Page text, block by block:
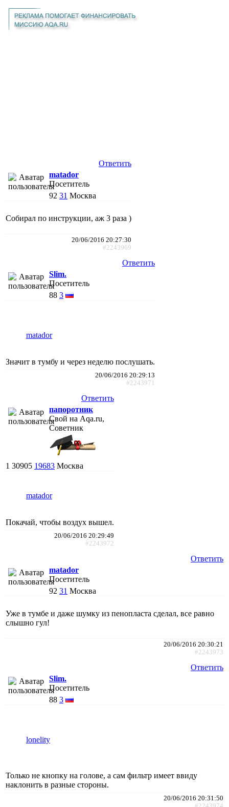
Ответить
matador
Посетитель
92 31 Москва
Собирал по инструкции, аж 3 раза )
20/06/2016 20:27:30
#2243969
Ответить
Slim.
Посетитель
88 3
matador
Значит в тумбу и через неделю послушать.
20/06/2016 20:29:13
#2243971
Ответить
папоротник
Свой на Aqa.ru,
Советник
1 30905 19683 Москва
matador
Покачай, чтобы воздух вышел.
20/06/2016 20:29:49
#2243972
Ответить
matador
Посетитель
92 31 Москва
Уже в тумбе и даже шумку из пенопласта сделал, все равно
слышно гул!
20/06/2016 20:30:21
#2243973
Ответить
Slim.
Посетитель
88 3
lonelity
Только не кнопку на голове, а сам фильтр имеет ввиду
наклонить в разные стороны.
20/06/2016 20:31:50